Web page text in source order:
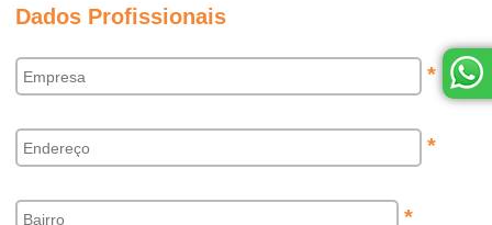
Dados Profissionais
*
*
*